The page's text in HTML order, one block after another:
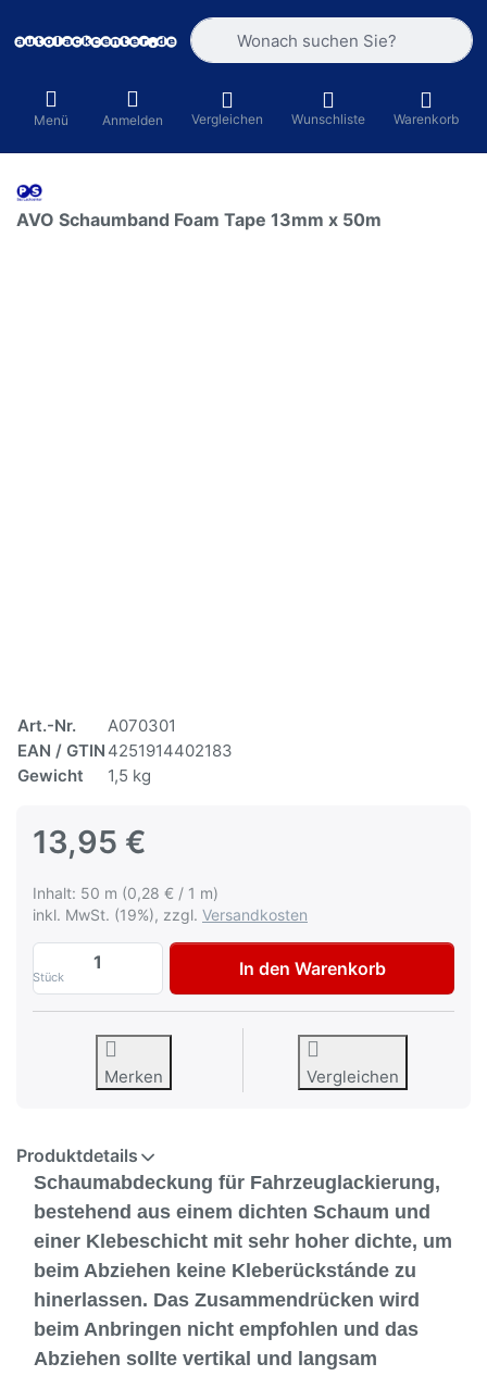
Geben Sie einen Suchbegriff ein.
Menü Anmelden Vergleichen Wunschliste Warenkorb
AVO Schaumband Foam Tape 13mm x 50m
Art.-Nr.
A070301
EAN / GTIN 4251914402183
Gewicht
1,5 kg
13,95 €
Inhalt: 50 m (0,28 € / 1 m)
inkl. MwSt. (19%), zzgl. Versandkosten
Stück
AVO Schaumband Foam Tape 13mm x
In den Warenkorb
Merken Vergleichen
Produktdetails
Schaumabdeckung für Fahrzeuglackierung,
bestehend aus einem dichten Schaum und
einer Klebeschicht mit sehr hoher dichte, um
beim Abziehen keine Kleberückstánde zu
hinerlassen. Das Zusammendrücken wird
beim Anbringen nicht empfohlen und das
Abziehen sollte vertikal und langsam